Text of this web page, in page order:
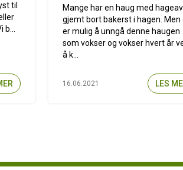
til
Mange har en haug med
gjemt bort bakerst i hagen. Men
er mulig å unngå denne haugen
som vokser og vokser hvert år
å k...
16.06.2021 LES